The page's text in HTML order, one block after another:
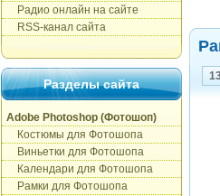
Радио онлайн на сайте
RSS-канал сайта
Разделы сайта
Adobe Photoshop (Фотошоп)
Костюмы для Фотошопа
Виньетки для Фотошопа
Календари для Фотошопа
Рамки для Фотошопа